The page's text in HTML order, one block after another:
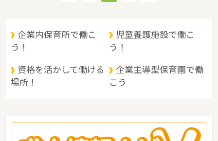
企業内保育所で働こ
う！
児童養護施設で働こ
う！
資格を活かして働ける
場所！
企業主導型保育園で働
こう